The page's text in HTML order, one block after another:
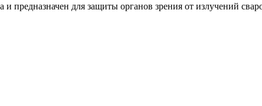
предназначен для защиты органов зрения от излучений